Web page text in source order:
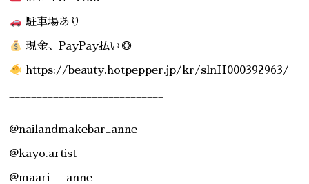
駐車場あり
現金、PayPay払い◎
https://beauty.hotpepper.jp/kr/slnH000392963/
____________________________
@nailandmakebar_anne
@kayo.artist
@maari___anne